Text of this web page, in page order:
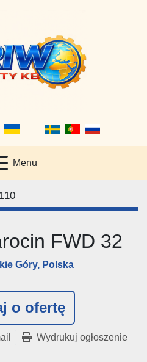
Menu
o ofertę
FWD 32
Góry, Polska
Wydrukuj ogłoszenie